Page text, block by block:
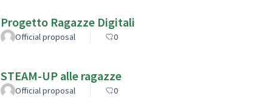
Progetto Ragazze Digitali
Official proposal 0
STEAM-UP alle ragazze
Official proposal 0